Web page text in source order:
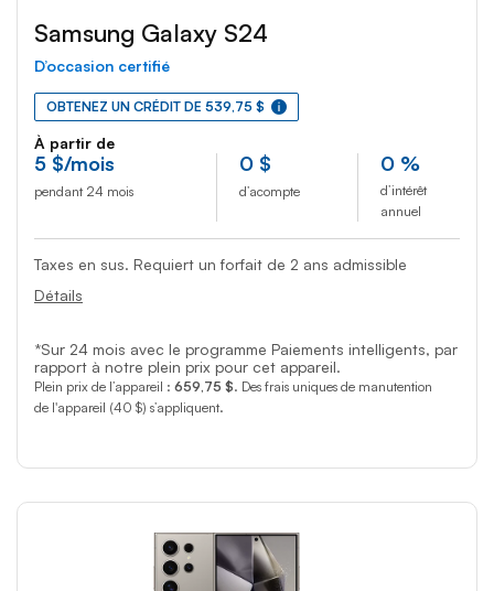
Samsung Galaxy S24
D’occasion certifié
OBTENEZ UN CRÉDIT DE 539,75 $
À partir de
5 $/mois
pendant 24 mois
0 $
d’acompte
0 %
d’intérêt
annuel
Taxes en sus. Requiert un forfait de 2 ans admissible
Détails
*Sur 24 mois avec le programme Paiements intelligents, par
rapport à notre plein prix pour cet appareil.
Plein prix de l’appareil : 659,75 $. Des frais uniques de manutention
de l'appareil (40 $) s’appliquent.